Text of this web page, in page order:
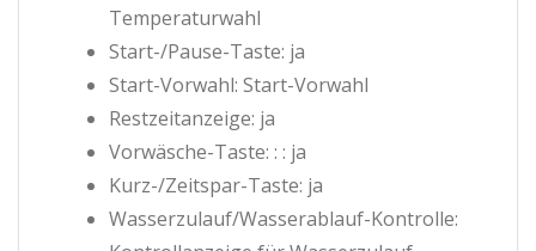
Temperaturwahl
Start-/Pause-Taste: ja
Start-Vorwahl: Start-Vorwahl
Restzeitanzeige: ja
Vorwäsche-Taste: : : ja
Kurz-/Zeitspar-Taste: ja
Wasserzulauf/Wasserablauf-Kontrolle: